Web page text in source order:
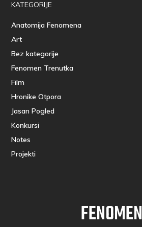
KATEGORIJE
Anatomija Fenomena
Art
Bez kategorije
Fenomen Trenutka
Film
Hronike Otpora
Jasan Pogled
Konkursi
Notes
Projekti